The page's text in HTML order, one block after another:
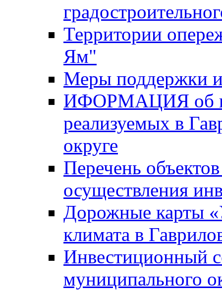
Территории
Ям"
Меры поддержки
ИФОРМАЦИЯ об
реализуемых в
округе
Перечень
осуществления
Дорожные карты
климата в
Инвестиционный
муниципального